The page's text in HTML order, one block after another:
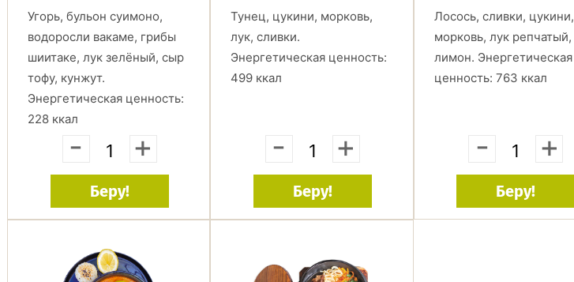
Угорь, бульон суимоно,
водоросли вакаме, грибы
шиитаке, лук зелёный, сыр
тофу, кунжут.
Энергетическая ценность:
228 ккал
- +
Беру!
Тунец, цукини, морковь,
лук, сливки.
Энергетическая ценность:
499 ккал
- +
Беру!
Лосось, сливки, цукини,
морковь, лук репчатый,
лимон. Энергетическая
ценность: 763 ккал
- +
Беру!